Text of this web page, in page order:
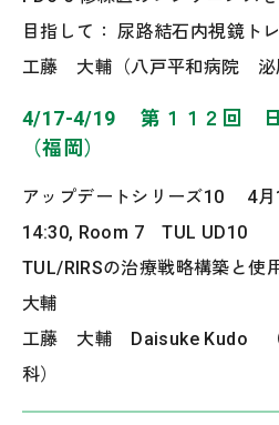
目指して： 尿路結石内視鏡ト
工藤 大輔（‌‌八戸平和病院 泌
4/17-4/19 第１１２回 日
（福岡）
アップデートシリーズ10 4月
14:30, Room 7 TUL UD10
TUL/RIRSの治療戦略構築と使
大輔
工藤 大輔 Daisuke Kudo （
科）